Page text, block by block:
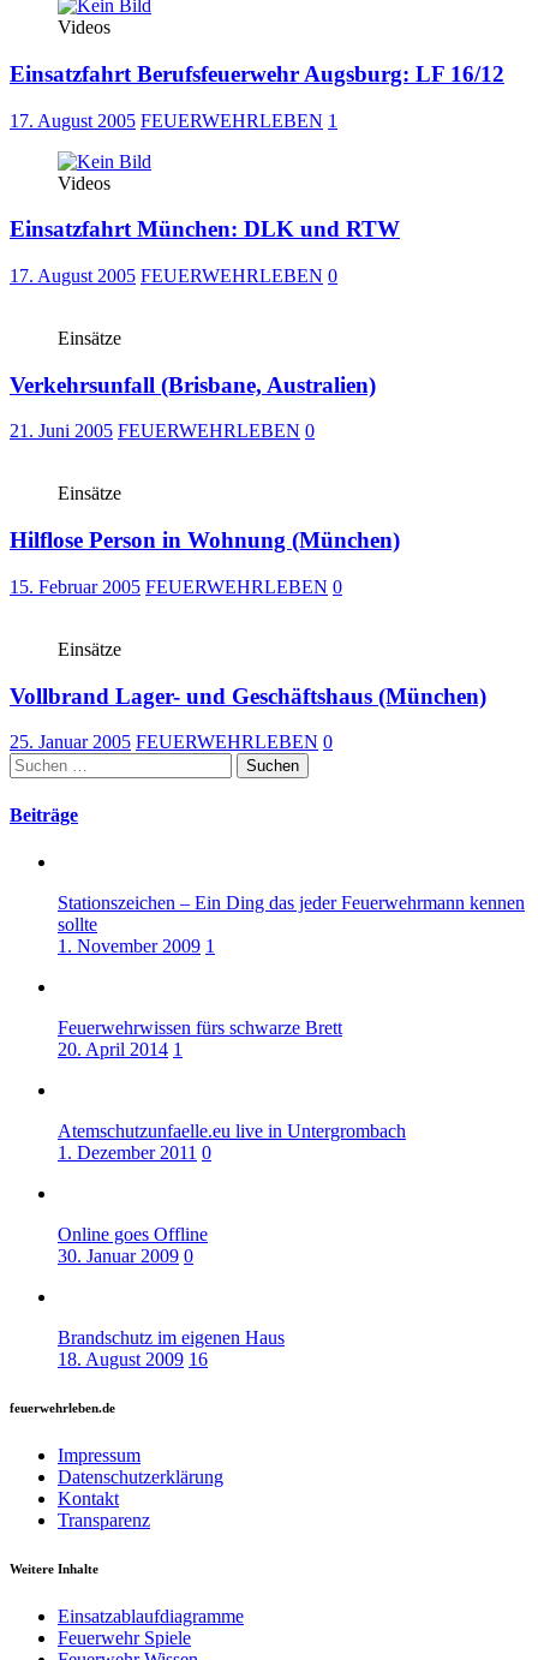
Videos
Einsatzfahrt Berufsfeuerwehr Augsburg: LF 16/12
17. August 2005 FEUERWEHRLEBEN 1
Videos
Einsatzfahrt München: DLK und RTW
17. August 2005 FEUERWEHRLEBEN 0
Einsätze
Verkehrsunfall (Brisbane, Australien)
21. Juni 2005 FEUERWEHRLEBEN 0
Einsätze
Hilflose Person in Wohnung (München)
15. Februar 2005 FEUERWEHRLEBEN 0
Einsätze
Vollbrand Lager- und Geschäftshaus (München)
25. Januar 2005 FEUERWEHRLEBEN 0
Suchen
nach:
Beiträge
Stationszeichen – Ein Ding das jeder Feuerwehrmann kennen
sollte
1. November 2009 1
Feuerwehrwissen fürs schwarze Brett
20. April 2014 1
Atemschutzunfaelle.eu live in Untergrombach
1. Dezember 2011 0
Online goes Offline
30. Januar 2009 0
Brandschutz im eigenen Haus
18. August 2009 16
feuerwehrleben.de
Impressum
Datenschutzerklärung
Kontakt
Transparenz
Weitere Inhalte
Einsatzablaufdiagramme
Feuerwehr Spiele